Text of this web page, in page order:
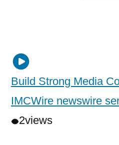
Build Strong Media
IMCWire newswire
2views